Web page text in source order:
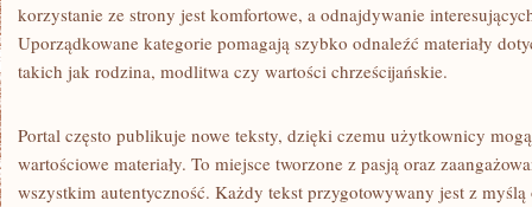
korzystanie ze strony jest komfortowe, a odnajdywanie
Uporządkowane kategorie pomagają szybko odnaleźć materiały
takich jak rodzina, modlitwa czy wartości chrześcijańskie.
Portal często publikuje nowe teksty, dzięki czemu użytkownicy
wartościowe materiały. To miejsce tworzone z pasją oraz
wszystkim autentyczność. Każdy tekst przygotowywany jest z